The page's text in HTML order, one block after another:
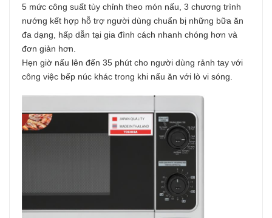
5 mức công suất tùy chỉnh theo món nấu, 3 chương trình
nướng kết hợp hỗ trợ người dùng chuẩn bị những bữa ăn
đa dạng, hấp dẫn tại gia đình cách nhanh chóng hơn và
đơn giản hơn.
Hẹn giờ nấu lên đến 35 phút cho người dùng rảnh tay với
công việc bếp núc khác trong khi nấu ăn với lò vi sóng.